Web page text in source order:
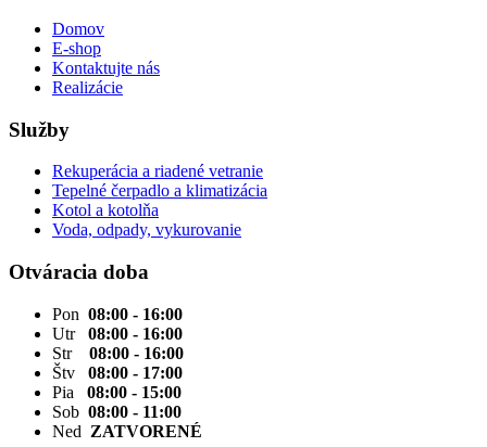
Domov
E-shop
Kontaktujte nás
Realizácie
Služby
Rekuperácia a riadené vetranie
Tepelné čerpadlo a klimatizácia
Kotol a kotolňa
Voda, odpady, vykurovanie
Otváracia doba
Pon 08:00 - 16:00
Utr 08:00 - 16:00
Str 08:00 - 16:00
Štv 08:00 - 17:00
Pia 08:00 - 15:00
Sob 08:00 - 11:00
Ned ZATVORENÉ